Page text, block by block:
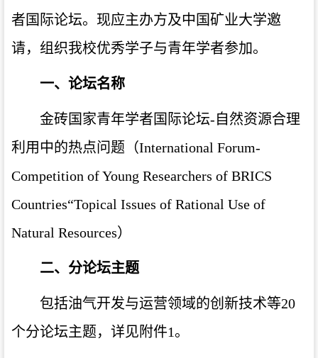
者国际论坛。现应主办方及中国矿业大学邀
请，组织我校优秀学子与青年学者参加。
一、 论坛名称
金砖国家青年学者国际论坛-自然资源合理
利用中的热点问题（International Forum-
Competition of Young Researchers of BRICS
Countries“Topical Issues of Rational Use of
Natural Resources）
二、 分论坛主题
包括油气开发与运营领域的创新技术等20
个分论坛主题，详见附件1。